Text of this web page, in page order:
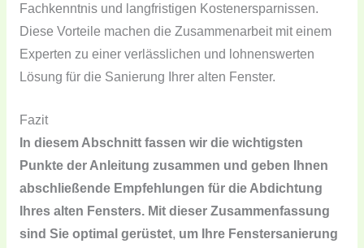
Fachkenntnis und langfristigen Kostenersparnissen.
Diese Vorteile machen die Zusammenarbeit mit einem
Experten zu einer verlässlichen und lohnenswerten
Lösung für die Sanierung Ihrer alten Fenster.
Fazit
In diesem Abschnitt fassen wir die wichtigsten
Punkte der Anleitung zusammen und geben Ihnen
abschließende Empfehlungen für die Abdichtung
Ihres alten Fensters. Mit dieser Zusammenfassung
sind Sie optimal gerüstet, um Ihre Fenstersanierung